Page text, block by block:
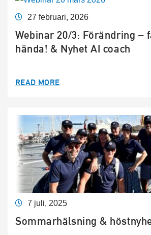
27 februari, 2026
Webinar 20/3: Förändring –
hända! & Nyhet AI coach
READ MORE
7 juli, 2025
Sommarhälsning &